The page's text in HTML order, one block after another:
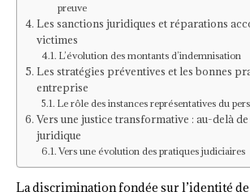
preuve
Les sanctions juridiques et réparations
victimes
L’évolution des montants d’indemnisation
Les stratégies préventives et les bonnes
entreprise
Le rôle des instances représentatives du
Vers une justice transformative : au-delà
juridique
Vers une évolution des pratiques judiciaires
La discrimination fondée sur l’identité